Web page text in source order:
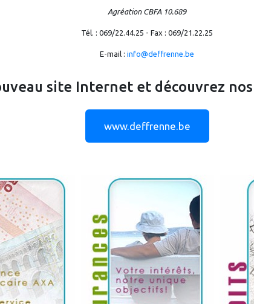
Agréation CBFA 10.689
Tél. : 069/22.44.25 - Fax : 069/21.22.25
E-mail : info@deffrenne.be
site Internet et découvrez
www.deffrenne.be